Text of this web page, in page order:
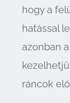
hogy a
hatással
azonban
ráncok